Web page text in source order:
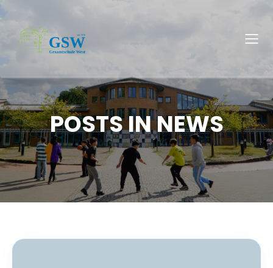
POSTS IN NEWS